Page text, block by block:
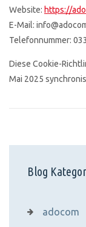
Website: https://
E-Mail: info@
Telefonnummer:
Diese Cookie-
Mai 2025
Blog
adocom